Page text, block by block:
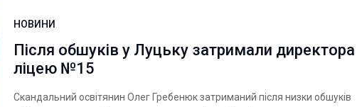
НОВИНИ
Після обшуків у Луцьку затримали директора
ліцею №15
Скандальний освітянин Олег Гребенюк затриманий після низки обшуків